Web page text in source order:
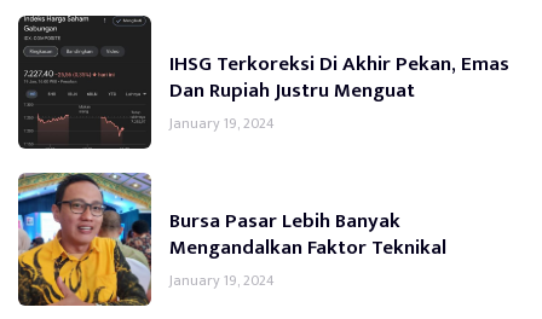
IHSG Terkoreksi Di Akhir Pekan, Emas
Dan Rupiah Justru Menguat
January 19, 2024
Bursa Pasar Lebih Banyak
Mengandalkan Faktor Teknikal
January 19, 2024